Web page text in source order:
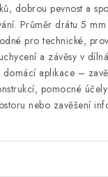
KVĚTINÁČE
dobrou pevnost a
Průměr drátu 5
pro technické,
a závěsy v
aplikace –
pomocné
nebo zavěšení